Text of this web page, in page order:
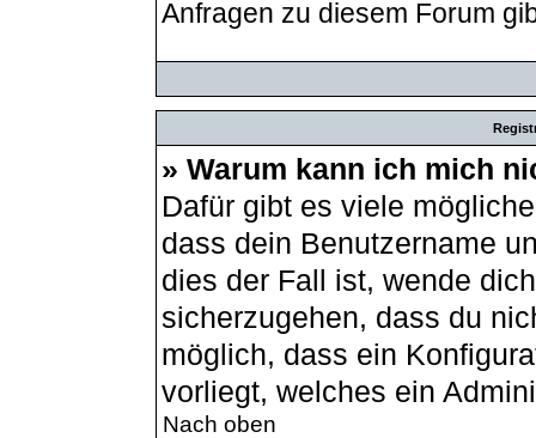
Anfragen zu diesem Forum
» Warum kann ich mich
Dafür gibt es viele
dass dein Benutzername
dies der Fall ist, wende
sicherzugehen, dass du
möglich, dass ein
vorliegt, welches ein
Nach oben